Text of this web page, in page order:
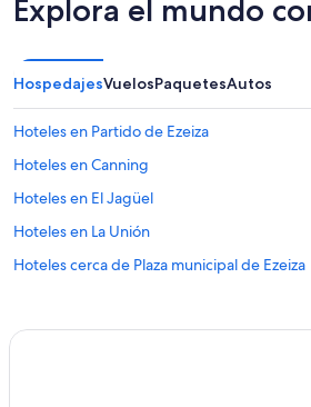
Explora el mundo
HospedajesVuelosPaquetesAutos
Hoteles en Partido de Ezeiza
Hoteles en Canning
Hoteles en El Jagüel
Hoteles en La Unión
Hoteles cerca de Plaza municipal de Ezeiza